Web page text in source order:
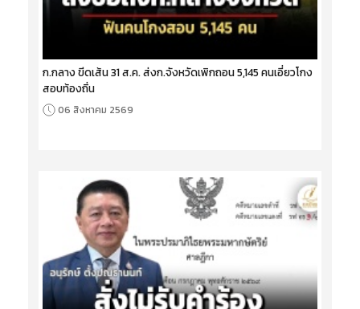
ก.กลาง ขีดเส้น 31 ส.ค. ส่งก.จังหวัดเพิกถอน 5,145 คนเอี่ยวโกง
สอบท้องถิ่น
06 สิงหาคม 2569